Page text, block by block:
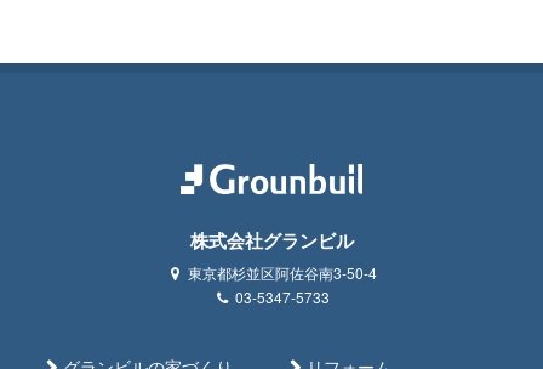
株式会社グランビル
東京都杉並区阿佐谷南3-50-4
03-5347-5733